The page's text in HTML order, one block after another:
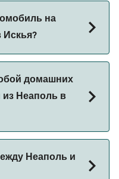
с
на
Искья?
домашних
Неаполь в
понадобится
Неаполь и